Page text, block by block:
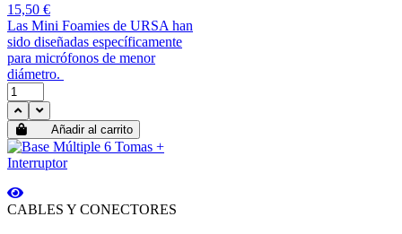
15,50 €
Las Mini Foamies de URSA han
sido diseñadas específicamente
para micrófonos de menor
diámetro.
Añadir al carrito
CABLES Y CONECTORES